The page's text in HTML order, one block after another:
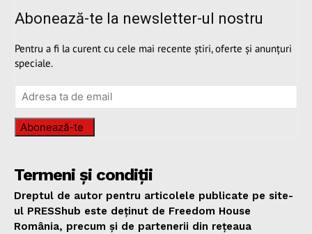
Abonează-te la newsletter-ul nostru
Pentru a fi la curent cu cele mai recente știri, oferte și anunțuri
speciale.
Abonează-te
Termeni și condiții
Dreptul de autor pentru articolele publicate pe site-
ul PRESShub este deținut de Freedom House
România, precum și de partenerii din rețeaua